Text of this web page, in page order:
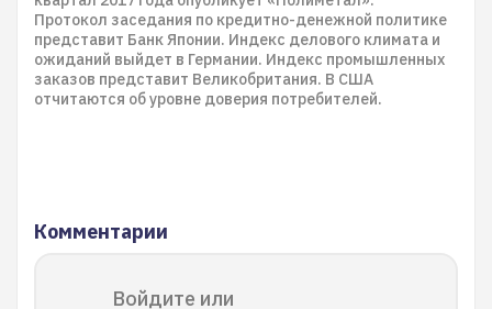
Протокол заседания по кредитно-денежной политике
представит Банк Японии. Индекс делового климата и
ожиданий выйдет в Германии. Индекс промышленных
заказов представит Великобритания. В США
отчитаются об уровне доверия потребителей.
Комментарии
Войдите или